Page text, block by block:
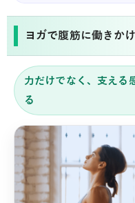
ヨガで腹筋に働きか
力だけでなく、支える
る